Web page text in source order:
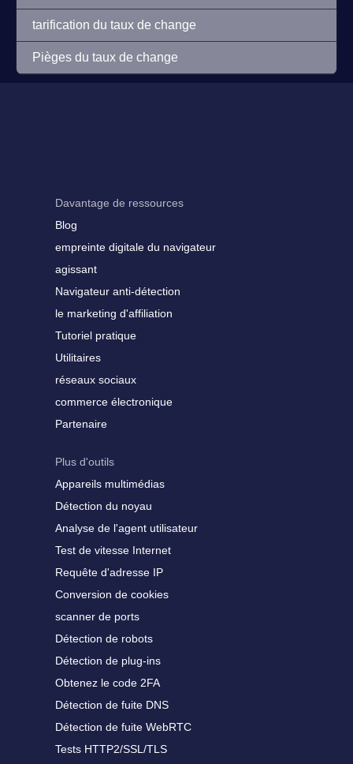
tarification du taux de change
Pièges du taux de change
Davantage de ressources
Blog
empreinte digitale du navigateur
agissant
Navigateur anti-détection
le marketing d'affiliation
Tutoriel pratique
Utilitaires
réseaux sociaux
commerce électronique
Partenaire
Plus d'outils
Appareils multimédias
Détection du noyau
Analyse de l'agent utilisateur
Test de vitesse Internet
Requête d'adresse IP
Conversion de cookies
scanner de ports
Détection de robots
Détection de plug-ins
Obtenez le code 2FA
Détection de fuite DNS
Détection de fuite WebRTC
Tests HTTP2/SSL/TLS